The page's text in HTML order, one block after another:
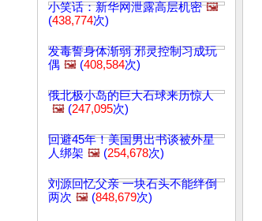
小笑话：新华网泄露高层机密 🖼️
(438,774次)
发毒誓身体渐弱 邪灵控制习成玩
偶 🖼️ (408,584次)
俄北极小岛的巨大石球来历惊人
🖼️ (247,095次)
回避45年！美国男出书谈被外星
人绑架 🖼️ (254,678次)
刘源回忆父亲 一块石头不能绊倒
两次 🖼️ (848,679次)